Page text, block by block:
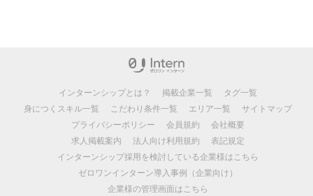
インターンシップとは？ 掲載企業一覧
タグ一覧
身につくスキル一覧
こだわり条件一覧 エリア一覧
サイトマップ
プライバシーポリシー
会員規約
会社概要
求人掲載案内
法人向け利用規約
表記規定
インターンシップ採用を検討している企業様はこちら
ゼロワンインターン導入事例（企業向け）
企業様の管理画面はこちら